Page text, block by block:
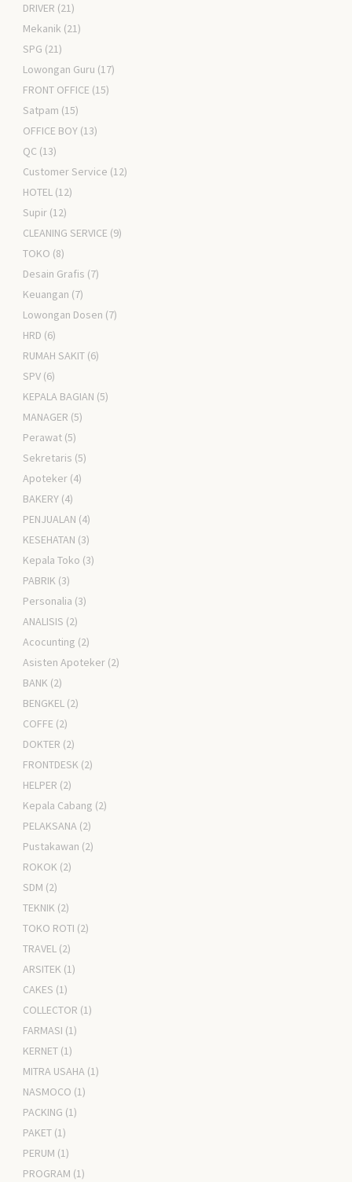
DRIVER (21)
Mekanik (21)
SPG (21)
Lowongan Guru (17)
FRONT OFFICE (15)
Satpam (15)
OFFICE BOY (13)
QC (13)
Customer Service (12)
HOTEL (12)
Supir (12)
CLEANING SERVICE (9)
TOKO (8)
Desain Grafis (7)
Keuangan (7)
Lowongan Dosen (7)
HRD (6)
RUMAH SAKIT (6)
SPV (6)
KEPALA BAGIAN (5)
MANAGER (5)
Perawat (5)
Sekretaris (5)
Apoteker (4)
BAKERY (4)
PENJUALAN (4)
KESEHATAN (3)
Kepala Toko (3)
PABRIK (3)
Personalia (3)
ANALISIS (2)
Acocunting (2)
Asisten Apoteker (2)
BANK (2)
BENGKEL (2)
COFFE (2)
DOKTER (2)
FRONTDESK (2)
HELPER (2)
Kepala Cabang (2)
PELAKSANA (2)
Pustakawan (2)
ROKOK (2)
SDM (2)
TEKNIK (2)
TOKO ROTI (2)
TRAVEL (2)
ARSITEK (1)
CAKES (1)
COLLECTOR (1)
FARMASI (1)
KERNET (1)
MITRA USAHA (1)
NASMOCO (1)
PACKING (1)
PAKET (1)
PERUM (1)
PROGRAM (1)